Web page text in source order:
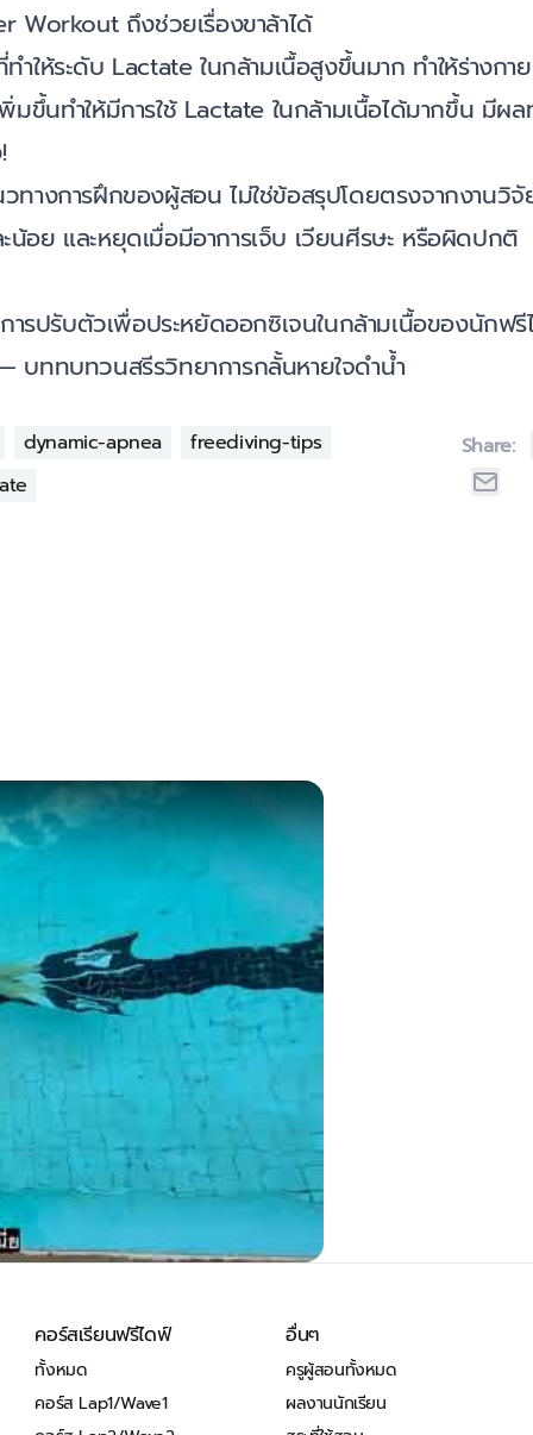
Workout ถึงช่วยเรื่องขาล้าได้
ทำให้ระดับ Lactate ในกล้ามเนื้อสูงขึ้นมาก ทำให้ร่างกา
ขึ้นทำให้มีการใช้ Lactate ในกล้ามเนื้อได้มากขึ้น มีผลท
ทางการฝึกของผู้สอน ไม่ใช่ข้อสรุปโดยตรงจากงานวิ
อย และหยุดเมื่อมีอาการเจ็บ เวียนศีรษะ หรือผิดปกติ
รปรับตัวเพื่อประหยัดออกซิเจนในกล้ามเนื้อของนักฟ
บททบทวนสรีรวิทยาการกลั้นหายใจดำน้ำ
dynamic-apnea
freediving-tips
Share:
คอร์สเรียนฟรีไดฟ์
ทั้งหมด
คอร์ส Lap1/Wave1
อื่นๆ
ครูผู้สอนทั้งหมด
ผลงานนักเรียน